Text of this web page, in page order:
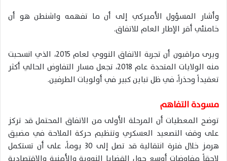
وأشار المسؤول الأميركي إلى أن ما تفهمه واشنطن هو أن
خامنئي أقر الإطار العام للاتفاق.
ويرى مراقبون أن تجربة الاتفاق النووي لعام 2015، الذي انسحبت
منه الولايات المتحدة عام 2018، تجعل مسار التفاوض الحالي أكثر
تعقيداً وحذراً، في ظل تباين كبير في أولويات الطرفين.
مسودة التفاهم
توضح المعطيات أن المرحلة الأولى من الاتفاق المحتمل قد تركز
على وقف التصعيد العسكري وتنظيم حركة الملاحة في مضيق
هرمز خلال فترة انتقالية قد تصل إلى 30 يوماً، على أن تستكمل